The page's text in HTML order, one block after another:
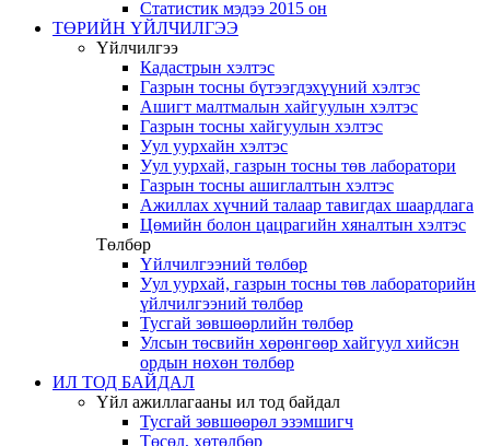
Статистик мэдээ 2015 он
ТӨРИЙН ҮЙЛЧИЛГЭЭ
Үйлчилгээ
Кадастрын хэлтэс
Газрын тосны бүтээгдэхүүний хэлтэс
Ашигт малтмалын хайгуулын хэлтэс
Газрын тосны хайгуулын хэлтэс
Уул уурхайн хэлтэс
Уул уурхай, газрын тосны төв лаборатори
Газрын тосны ашиглалтын хэлтэс
Ажиллах хүчний талаар тавигдах шаардлага
Цөмийн болон цацрагийн хяналтын хэлтэс
Төлбөр
Үйлчилгээний төлбөр
Уул уурхай, газрын тосны төв лабораторийн
үйлчилгээний төлбөр
Тусгай зөвшөөрлийн төлбөр
Улсын төсвийн хөрөнгөөр хайгуул хийсэн
ордын нөхөн төлбөр
ИЛ ТОД БАЙДАЛ
Үйл ажиллагааны ил тод байдал
Тусгай зөвшөөрөл эзэмшигч
Төсөл, хөтөлбөр